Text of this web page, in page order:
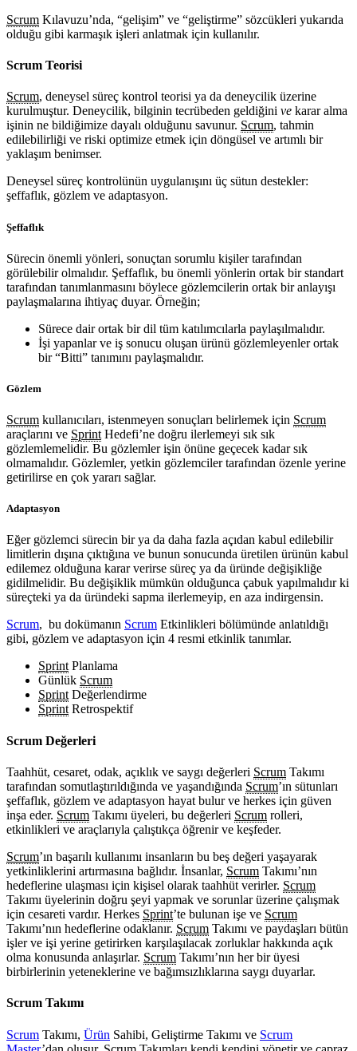
Scrum Kılavuzu’nda, “gelişim” ve “geliştirme” sözcükleri yukarıda
olduğu gibi karmaşık işleri anlatmak için kullanılır.
Scrum Teorisi
Scrum, deneysel süreç kontrol teorisi ya da deneycilik üzerine
kurulmuştur. Deneycilik, bilginin tecrübeden geldiğini ve karar alma
işinin ne bildiğimize dayalı olduğunu savunur. Scrum, tahmin
edilebilirliği ve riski optimize etmek için döngüsel ve artımlı bir
yaklaşım benimser.
Deneysel süreç kontrolünün uygulanışını üç sütun destekler:
şeffaflık, gözlem ve adaptasyon.
Şeffaflık
Sürecin önemli yönleri, sonuçtan sorumlu kişiler tarafından
görülebilir olmalıdır. Şeffaflık, bu önemli yönlerin ortak bir standart
tarafından tanımlanmasını böylece gözlemcilerin ortak bir anlayışı
paylaşmalarına ihtiyaç duyar. Örneğin;
Sürece dair ortak bir dil tüm katılımcılarla paylaşılmalıdır.
İşi yapanlar ve iş sonucu oluşan ürünü gözlemleyenler ortak
bir “Bitti” tanımını paylaşmalıdır.
Gözlem
Scrum kullanıcıları, istenmeyen sonuçları belirlemek için Scrum
araçlarını ve Sprint Hedefi’ne doğru ilerlemeyi sık sık
gözlemlemelidir. Bu gözlemler işin önüne geçecek kadar sık
olmamalıdır. Gözlemler, yetkin gözlemciler tarafından özenle yerine
getirilirse en çok yararı sağlar.
Adaptasyon
Eğer gözlemci sürecin bir ya da daha fazla açıdan kabul edilebilir
limitlerin dışına çıktığına ve bunun sonucunda üretilen ürünün kabul
edilemez olduğuna karar verirse süreç ya da üründe değişikliğe
gidilmelidir. Bu değişiklik mümkün olduğunca çabuk yapılmalıdır ki
süreçteki ya da üründeki sapma ilerlemeyip, en aza indirgensin.
Scrum, bu dokümanın Scrum Etkinlikleri bölümünde anlatıldığı
gibi, gözlem ve adaptasyon için 4 resmi etkinlik tanımlar.
SprintPlanlama
Günlük Scrum
SprintDeğerlendirme
SprintRetrospektif
Scrum Değerleri
Taahhüt, cesaret, odak, açıklık ve saygı değerleri Scrum Takımı
tarafından somutlaştırıldığında ve yaşandığında Scrum’ın sütunları
şeffaflık, gözlem ve adaptasyon hayat bulur ve herkes için güven
inşa eder. Scrum Takımı üyeleri, bu değerleri Scrum rolleri,
etkinlikleri ve araçlarıyla çalıştıkça öğrenir ve keşfeder.
Scrum’ın başarılı kullanımı insanların bu beş değeri yaşayarak
yetkinliklerini artırmasına bağlıdır. İnsanlar, Scrum Takımı’nın
hedeflerine ulaşması için kişisel olarak taahhüt verirler. Scrum
Takımı üyelerinin doğru şeyi yapmak ve sorunlar üzerine çalışmak
için cesareti vardır. Herkes Sprint’te bulunan işe ve Scrum
Takımı’nın hedeflerine odaklanır. Scrum Takımı ve paydaşları bütün
işler ve işi yerine getirirken karşılaşılacak zorluklar hakkında açık
olma konusunda anlaşırlar. Scrum Takımı’nın her bir üyesi
birbirlerinin yeteneklerine ve bağımsızlıklarına saygı duyarlar.
Scrum Takımı
Scrum Takımı, Ürün Sahibi, Geliştirme Takımı ve Scrum